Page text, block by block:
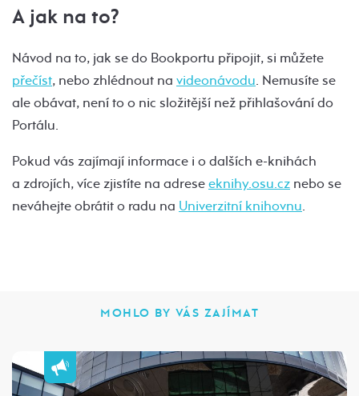
A jak na to?
Návod na to, jak se do Bookportu připojit, si můžete
přečíst, nebo zhlédnout na videonávodu. Nemusíte se
ale obávat, není to o nic složitější než přihlašování do
Portálu.
Pokud vás zajímají informace i o dalších e-knihách
a zdrojích, více zjistíte na adreseeknihy.osu.cz nebo se
neváhejte obrátit o radu na Univerzitní knihovnu.
MOHLO BY VÁS ZAJÍMAT